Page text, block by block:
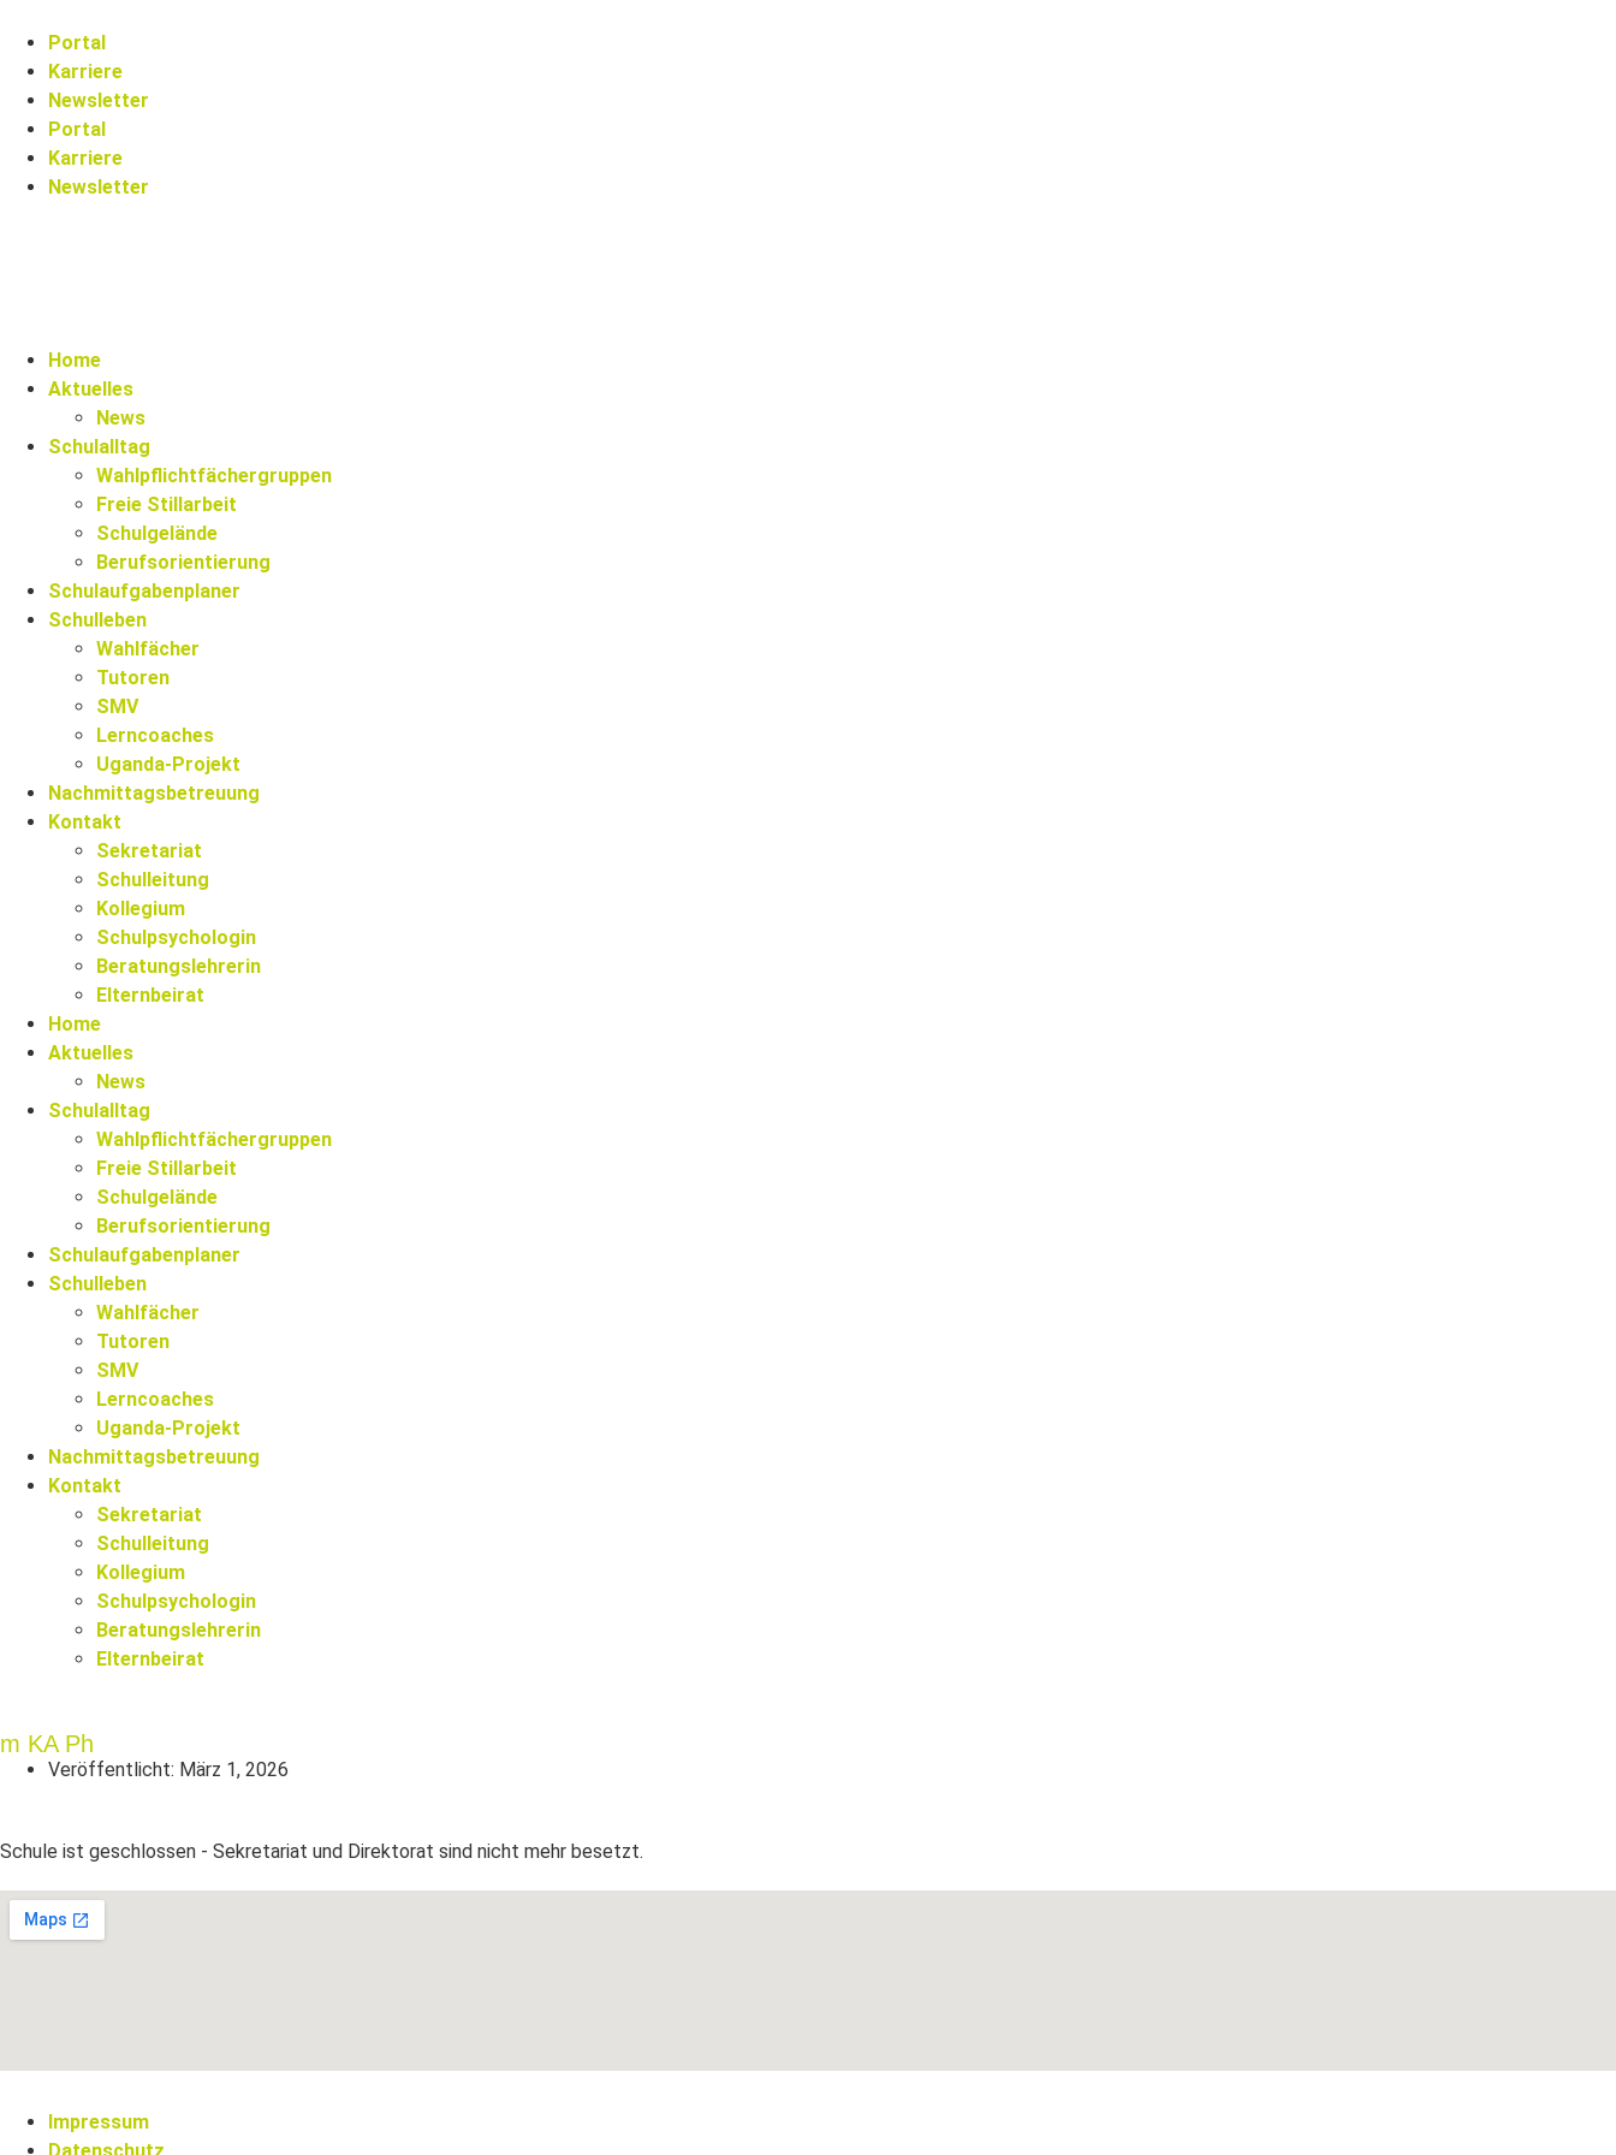
Portal
Karriere
Newsletter
Portal
Karriere
Newsletter
Home
Aktuelles
News
Schulalltag
Wahlpflichtfächergruppen
Freie Stillarbeit
Schulgelände
Berufsorientierung
Schulaufgabenplaner
Schulleben
Wahlfächer
Tutoren
SMV
Lerncoaches
Uganda-Projekt
Nachmittagsbetreuung
Kontakt
Sekretariat
Schulleitung
Kollegium
Schulpsychologin
Beratungslehrerin
Elternbeirat
Home
Aktuelles
News
Schulalltag
Wahlpflichtfächergruppen
Freie Stillarbeit
Schulgelände
Berufsorientierung
Schulaufgabenplaner
Schulleben
Wahlfächer
Tutoren
SMV
Lerncoaches
Uganda-Projekt
Nachmittagsbetreuung
Kontakt
Sekretariat
Schulleitung
Kollegium
Schulpsychologin
Beratungslehrerin
Elternbeirat
m KA Ph
Veröffentlicht: März 1, 2026
Schule ist geschlossen - Sekretariat und Direktorat sind nicht mehr besetzt.
Impressum